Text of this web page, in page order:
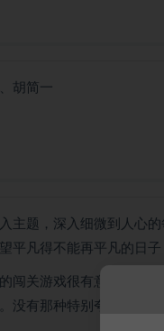
胡简一
主题，深入细微到人心
平凡得不能再平凡的日子
闯关游戏很有意思，剧
没有那种特别夸张的词